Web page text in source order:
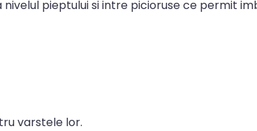
pieptului si intre picioruse ce permit
varstele lor.